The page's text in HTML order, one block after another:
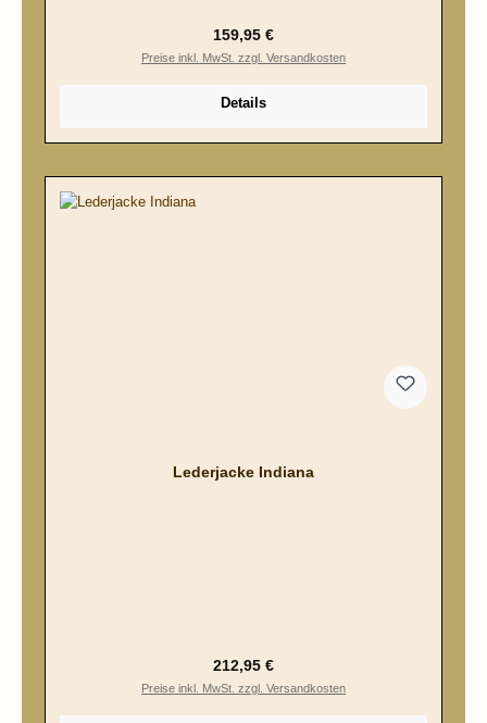
Regulärer Preis:
159,95 €
Preise inkl. MwSt. zzgl. Versandkosten
Details
Lederjacke Indiana
Regulärer Preis:
212,95 €
Preise inkl. MwSt. zzgl. Versandkosten